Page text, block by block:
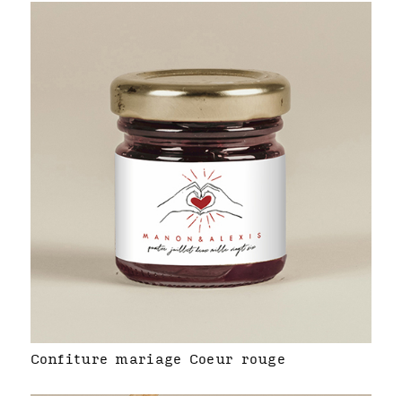
Confiture mariage Coeur rouge